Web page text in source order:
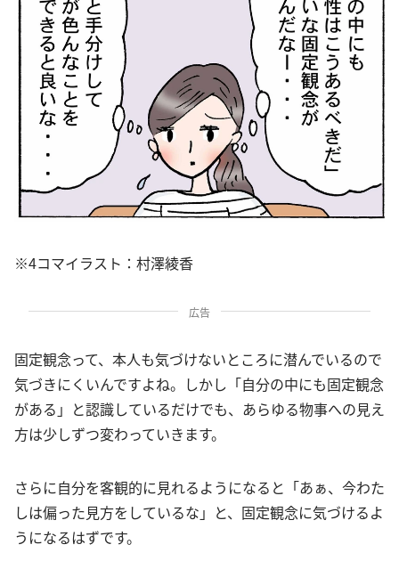
※4コマイラスト：村澤綾香
広告
固定観念って、本人も気づけないところに潜んでいるので
気づきにくいんですよね。しかし「自分の中にも固定観念
がある」と認識しているだけでも、あらゆる物事への見え
方は少しずつ変わっていきます。
さらに自分を客観的に見れるようになると「あぁ、今わた
しは偏った見方をしているな」と、固定観念に気づけるよ
うになるはずです。